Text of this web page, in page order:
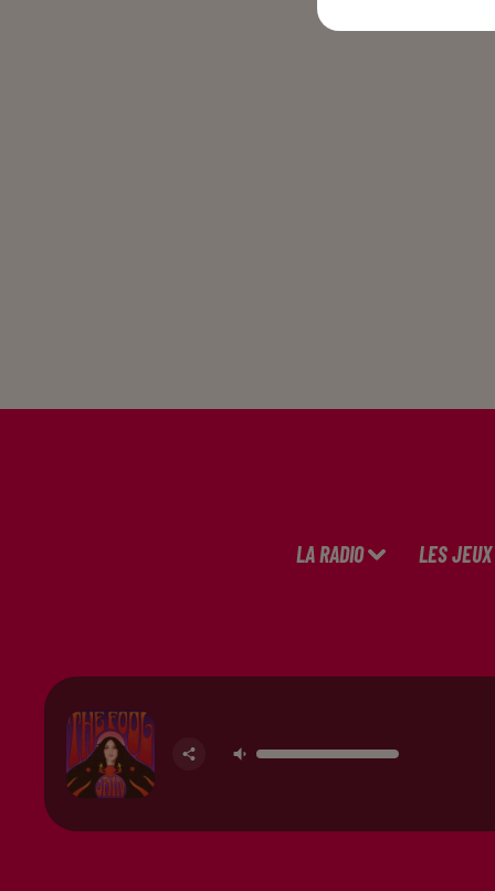
LA RADIO LES JEUX